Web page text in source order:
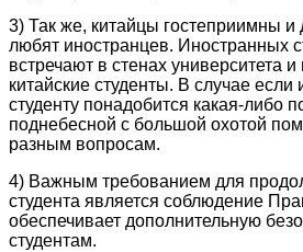
3) Так же, китайцы гостеприимны
любят иностранцев. Иностранных
встречают в стенах университета
китайские студенты. В случае если
студенту понадобится какая-либо
поднебесной с большой охотой
разным вопросам.
4) Важным требованием для
студента является соблюдение
обеспечивает дополнительную
студентам.